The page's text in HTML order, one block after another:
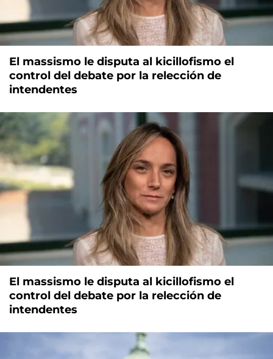
El massismo le disputa al kicillofismo el
control del debate por la relección de
intendentes
El massismo le disputa al kicillofismo el
control del debate por la relección de
intendentes